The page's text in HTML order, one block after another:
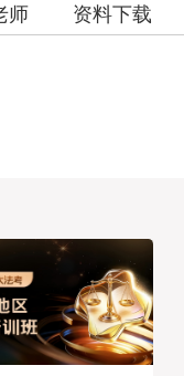
师 资料下载